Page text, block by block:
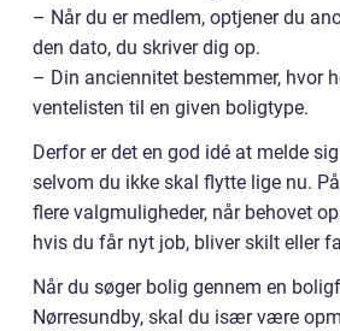
– Når du er medlem, optjener du
den dato, du skriver dig op.
– Din anciennitet bestemmer, hvor
ventelisten til en given boligtype.
Derfor er det en god idé at melde
selvom du ikke skal flytte lige nu.
flere valgmuligheder, når behovet
hvis du får nyt job, bliver skilt eller
Når du søger bolig gennem en
Nørresundby, skal du især være